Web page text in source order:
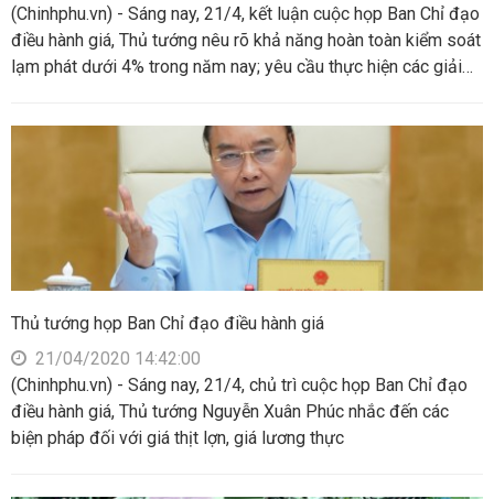
(Chinhphu.vn) - Sáng nay, 21/4, kết luận cuộc họp Ban Chỉ đạo
điều hành giá, Thủ tướng nêu rõ khả năng hoàn toàn kiểm soát
lạm phát dưới 4% trong năm nay; yêu cầu thực hiện các giải
nước và một số mặt hàng khác
Thủ tướng họp Ban Chỉ đạo điều hành giá
21/04/2020 14:42:00
(Chinhphu.vn) - Sáng nay, 21/4, chủ trì cuộc họp Ban Chỉ đạo
điều hành giá, Thủ tướng Nguyễn Xuân Phúc nhắc đến các
biện pháp đối với giá thịt lợn, giá lương thực